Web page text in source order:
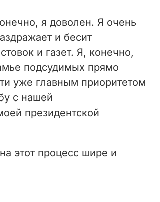
я доволен. Я очень
и бесит
и газет. Я, конечно,
подсудимых прямо
уже главным приоритетом
с нашей
президентской
этот процесс шире и